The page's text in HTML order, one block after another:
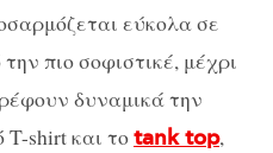
εύκολα σε
πιο σοφιστικέ, μέχρι
δυναμικά την
T-shirt και τοtank top,